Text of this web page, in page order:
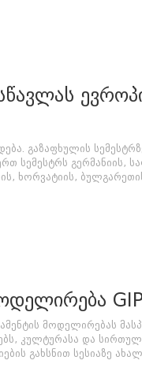
გაზაფხულის
სემესტრს გერმანიის,
ხორვატიის,
მოდელირებას
კულტურასა და
გახსნით სესიაზე